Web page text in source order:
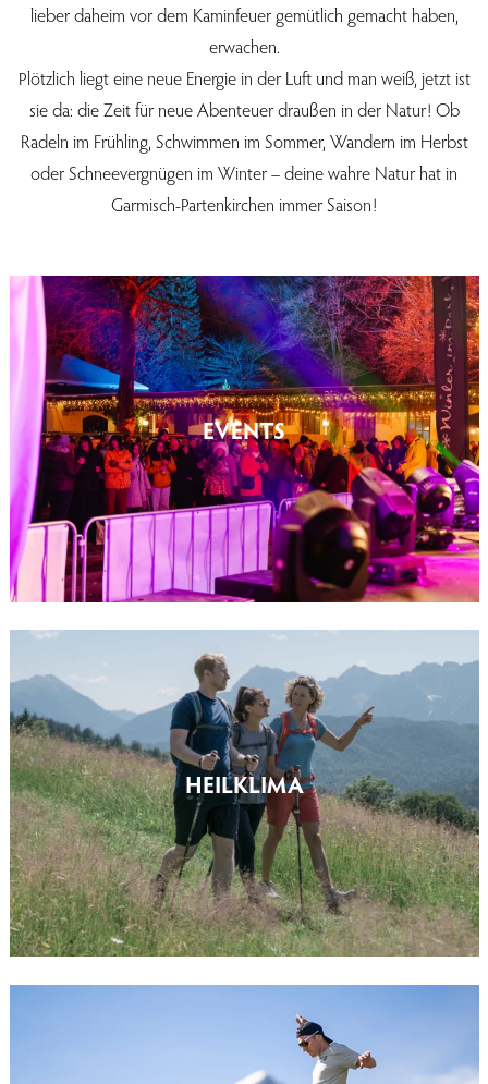
lieber daheim vor dem Kaminfeuer gemütlich gemacht haben,
erwachen.
Plötzlich liegt eine neue Energie in der Luft und man weiß, jetzt ist
sie da: die Zeit für neue Abenteuer draußen in der Natur! Ob
Radeln im Frühling, Schwimmen im Sommer, Wandern im Herbst
oder Schneevergnügen im Winter – deine wahre Natur hat in
Garmisch-Partenkirchen immer Saison!
EVENTS
HEILKLIMA